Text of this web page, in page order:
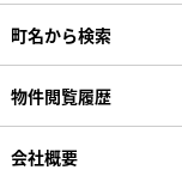
町名から検索
物件閲覧履歴
会社概要